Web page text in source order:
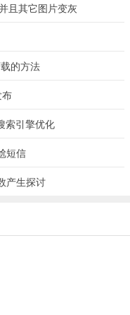
减轻教师教务工作负担，
沟通更轻松便捷。
系统，加强信息流转，形
且其它图片变灰
的方法
索引擎优化
短信
产生探讨